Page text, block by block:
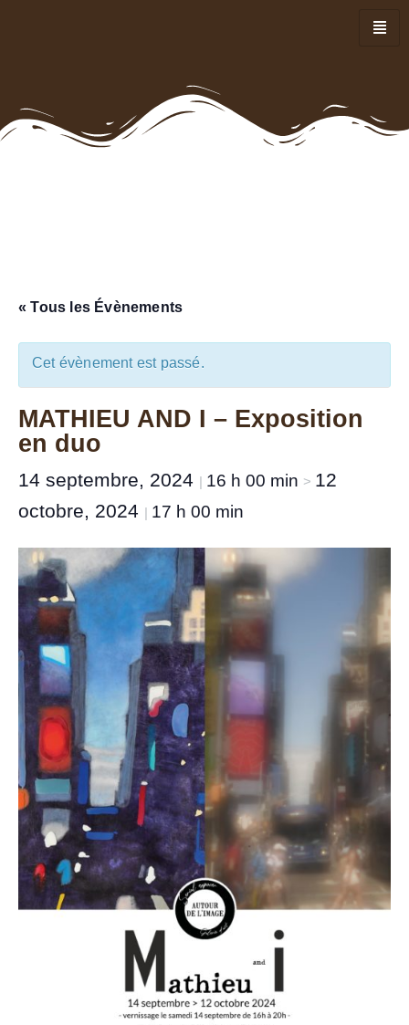
« Tous les Évènements
Cet évènement est passé.
MATHIEU AND I – Exposition
en duo
14 septembre, 2024 | 16 h 00 min > 12
octobre, 2024 | 17 h 00 min